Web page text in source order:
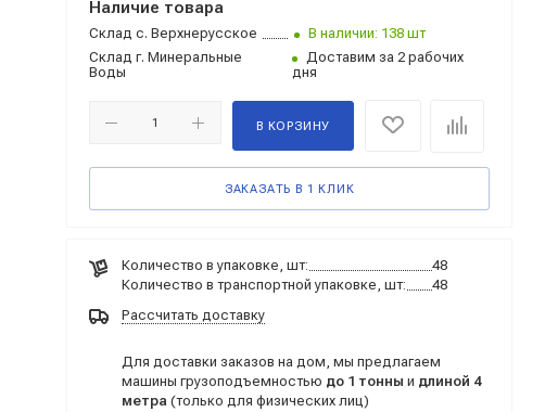
Наличие товара
Склад с. Верхнерусское
В наличии: 138 шт
Склад г. Минеральные
Воды
Доставим за 2 рабочих
дня
В КОРЗИНУ
ЗАКАЗАТЬ В 1 КЛИК
Количество в упаковке, шт:
48
Количество в транспортной упаковке, шт:
48
Рассчитать доставку
Для доставки заказов на дом, мы предлагаем
машины грузоподъемностью до 1 тонны и длиной 4
метра (только для физических лиц)